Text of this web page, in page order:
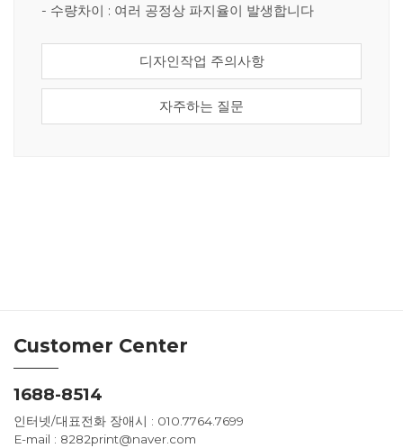
- 수량차이 : 여러 공정상 파지율이 발생합니다
디자인작업 주의사항
자주하는 질문
Customer Center
1688-8514
인터넷/대표전화 장애시 : 010.7764.7699
E-mail : 8282print@naver.com